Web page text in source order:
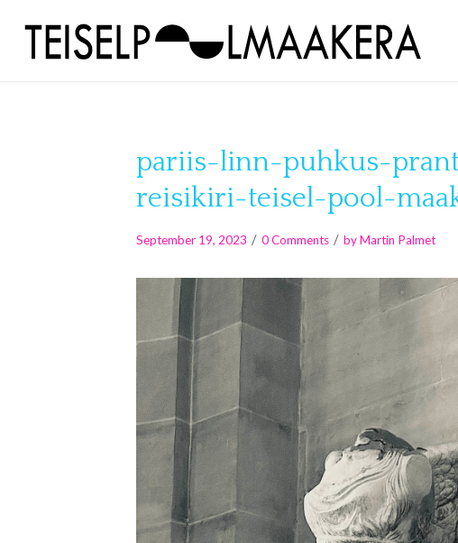
pariis-linn-puhkus-
reisikiri-teisel-pool-
September 19, 2023 / 0 Comments / byMartin Palmet